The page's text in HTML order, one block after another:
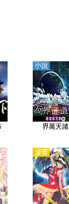
界萬天諸
小說
漫畫